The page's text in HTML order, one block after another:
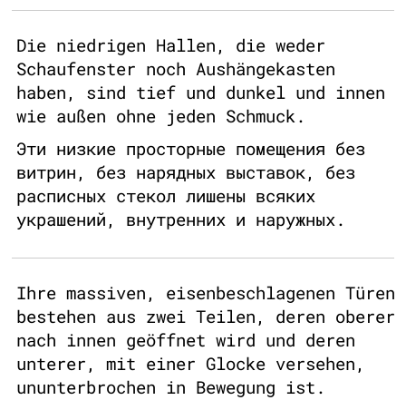
Die niedrigen Hallen, die weder
Schaufenster noch Aushängekasten
haben, sind tief und dunkel und innen
wie außen ohne jeden Schmuck.
Эти низкие просторные помещения без
витрин, без нарядных выставок, без
расписных стекол лишены всяких
украшений, внутренних и наружных.
Ihre massiven, eisenbeschlagenen Türen
bestehen aus zwei Teilen, deren oberer
nach innen geöffnet wird und deren
unterer, mit einer Glocke versehen,
ununterbrochen in Bewegung ist.